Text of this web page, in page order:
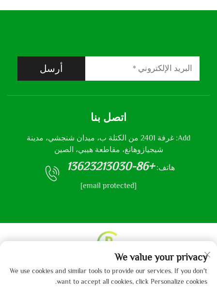
أرسل
اتصل بنا
Add: غرفة 2401 من الكتلة ب، ميدان شنجشي، مدينة
شيجيازوهانغ، مقاطعة هيبي، الصين
هاتف: +86-13623213030
[email protected]
حقوق النشر © 2013-2024 من قبل شركة هيباي جايبو
للمنسوجات المحدودة. سياسة الخصوصية
We value your privacy
We use cookies and similar tools to provide our services. If you don't
want to accept all cookies, click Personalize cookies.